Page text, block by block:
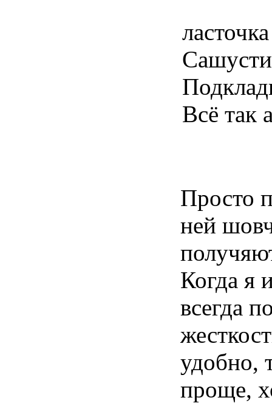
Всё так
Просто
ней
Когда я
всегда
удобно,
проще,